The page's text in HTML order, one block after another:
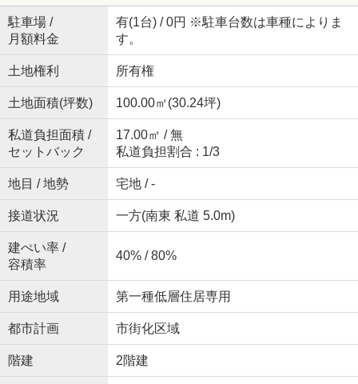
駐車場 /
月額料金
有(1台) / 0円 ※駐車台数は車種によりま
す。
土地権利 所有権
土地面積(坪数) 100.00㎡(30.24坪)
私道負担面積 /
セットバック
17.00㎡ / 無
私道負担割合 : 1/3
地目 / 地勢 宅地 / -
接道状況 一方(南東 私道 5.0m)
建ぺい率 /
容積率
40% / 80%
用途地域 第一種低層住居専用
都市計画 市街化区域
階建 2階建